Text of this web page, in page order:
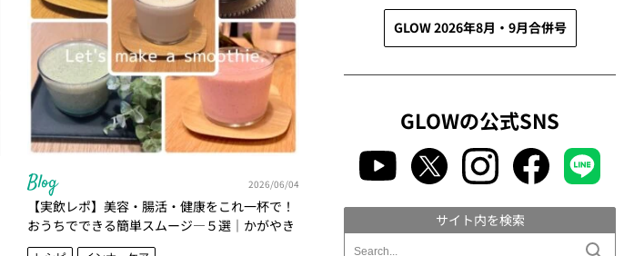
Blog 2026/06/04
【実飲レポ】美容・腸活・健康をこれ一杯で！
おうちでできる簡単スムージ―５選｜かがやき
隊 北澤亜由美
GLOW 2026年8月・9月合併号
GLOWの公式SNS
サイト内を検索